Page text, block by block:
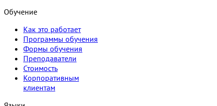
Обучение
Как это работает
Программы обучения
Формы обучения
Преподаватели
Стоимость
Корпоративным
клиентам